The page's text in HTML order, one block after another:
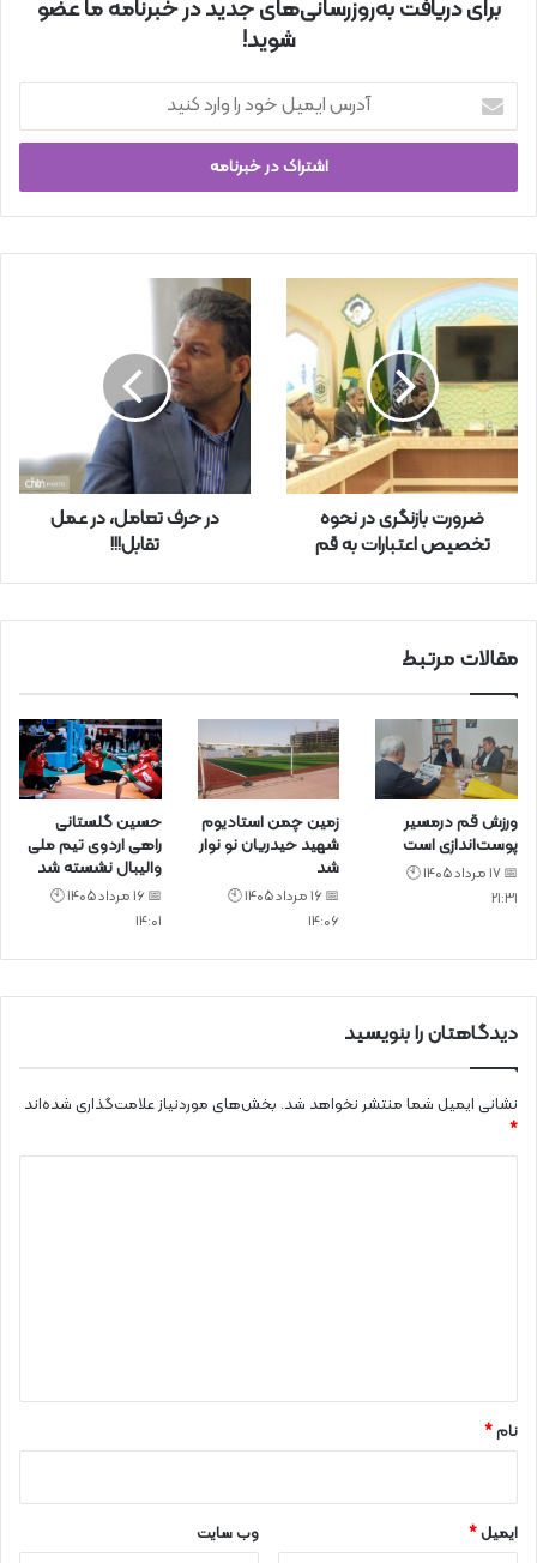
برای دریافت به‌روزرسانی‌های جدید در خبرنامه ما عضو
شوید!
ر
ا
ی
ل
خ
ر
ا
و
ر
د
ضرورت بازنگری در نحوه
تخصیص اعتبارات به قم
در حرف تعامل، در عمل
تقابل!!!
مقالات مرتبط
ورزش قم درمسیر
پوست‌اندازی است
📅 17 مرداد 1405 🕙
21:31
زمین چمن استادیوم
شهید حیدریان نو نوار
شد
📅 16 مرداد 1405 🕙
14:06
حسین گلستانی
راهی اردوی تیم ملی
والیبال نشسته شد
📅 16 مرداد 1405 🕙
14:01
دیدگاهتان را بنویسید
نشانی ایمیل شما منتشر نخواهد شد. بخش‌های موردنیاز علامت‌گذاری شده‌اند
*
نام*
ایمیل* وب‌ سایت